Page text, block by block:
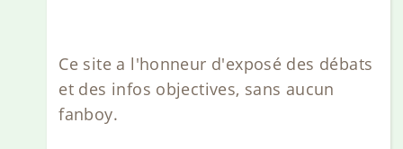
Ce site a l'honneur d'exposé des débats
et des infos objectives, sans aucun
fanboy.